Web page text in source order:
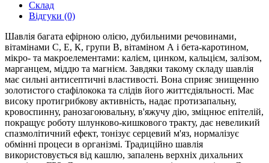
Склад
Відгуки (0)
Шавлія багата ефірною олією, дубильними речовинами,
вітамінами С, Е, К, групи В, вітаміном А і бета-каротином,
мікро- та макроелементами: калієм, цинком, кальцієм, залізом,
марганцем, міддю та магнієм. Завдяки такому складу шавлія
має сильні антисептичні властивості. Вона сприяє знищенню
золотистого стафілокока та слідів його життєдіяльності. Має
високу протигрибкову активність, надає протизапальну,
кровоспинну, ранозагоювальну, в'яжучу дію, зміцнює епітелій,
покращує роботу шлунково-кишкового тракту, дає невеликий
спазмолітичний ефект, тонізує серцевий м'яз, нормалізує
обмінні процеси в організмі. Традиційно шавлія
використовується від кашлю, запалень верхніх дихальних